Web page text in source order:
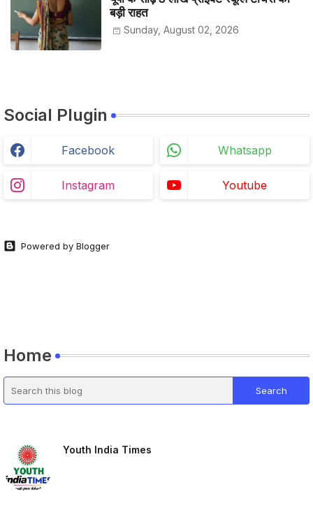
बड़ी राहत
Sunday, August 02, 2026
Social Plugin
Facebook Whatsapp
Instagram Youtube
Powered by Blogger
Home
Youth India Times